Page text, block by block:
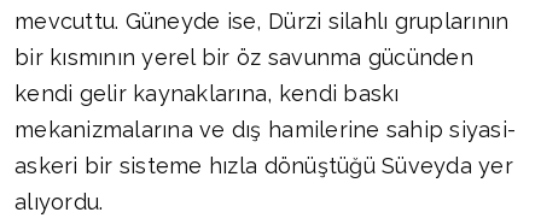
mevcuttu. Güneyde ise, Dürzi silahlı gruplarının
bir kısmının yerel bir öz savunma gücünden
kendi gelir kaynaklarına, kendi baskı
mekanizmalarına ve dış hamilerine sahip siyasi-
askeri bir sisteme hızla dönüştüğü Süveyda yer
alıyordu.